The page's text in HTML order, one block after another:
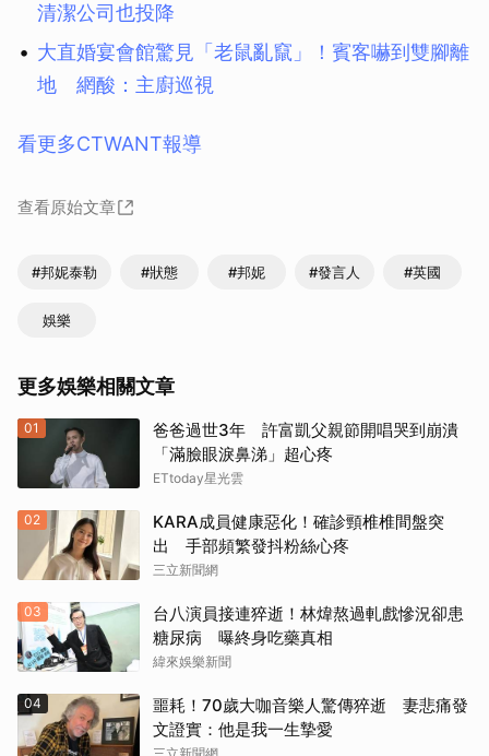
清潔公司也投降
大直婚宴會館驚見「老鼠亂竄」！賓客嚇到雙腳離
地 網酸：主廚巡視
看更多CTWANT報導
查看原始文章
#邦妮泰勒 #狀態 #邦妮 #發言人 #英國
娛樂
更多娛樂相關文章
01
爸爸過世3年 許富凱父親節開唱哭到崩潰
「滿臉眼淚鼻涕」超心疼
ETtoday星光雲
02
KARA成員健康惡化！確診頸椎椎間盤突
出 手部頻繁發抖粉絲心疼
三立新聞網
03
台八演員接連猝逝！林煒熬過軋戲慘況卻患
糖尿病 曝終身吃藥真相
緯來娛樂新聞
04
噩耗！70歲大咖音樂人驚傳猝逝 妻悲痛發
文證實：他是我一生摯愛